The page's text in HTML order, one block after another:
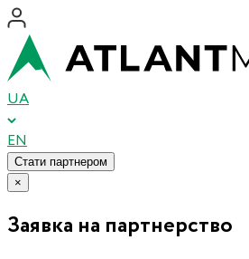
UA
EN
Стати партнером
×
Заявка на партнерство